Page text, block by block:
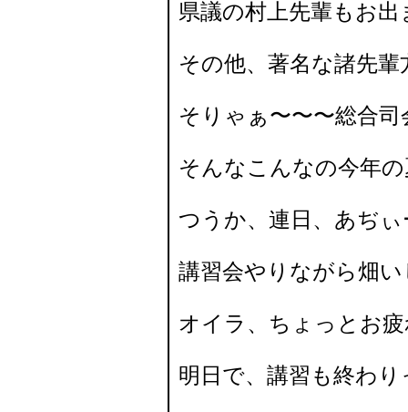
県議の村上先輩もお
その他、著名な諸先
そりゃぁ〜〜〜総合
そんなこんなの今年
つうか、連日、あぢ
講習会やりながら畑
オイラ、ちょっとお
明日で、講習も終わり